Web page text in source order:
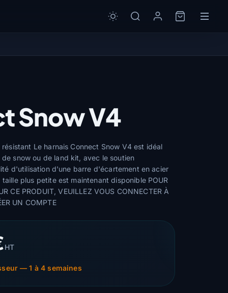
Snow V4
Le harnais Connect Snow V4 est idéal
snow ou de land kit, avec le soutien
d'utilisation d'une barre d'écartement en acier
plus petite est maintenant disponible POUR
CE PRODUIT, VEUILLEZ VOUS CONNECTER À
UN COMPTE
HT
— 1 à 4 semaines